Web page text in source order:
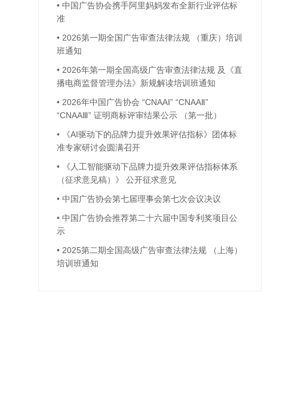
• 中国广告协会携手阿里妈妈发布全新行业评估标
准
• 2026第一期全国广告审查法律法规 （重庆）培训
班通知
• 2026年第一期全国高级广告审查法律法规 及《直
播电商监督管理办法》新规解读培训班通知
• 2026年中国广告协会 “CNAAⅠ” “CNAAⅡ”
“CNAAⅢ” 证明商标评审结果公示 （第一批）
•
《AI驱动下的品牌力提升效果评估指标》团体标
准专家研讨会圆满召开
•
《人工智能驱动下品牌力提升效果评估指标体系
（征求意见稿）》 公开征求意见
• 中国广告协会第七届理事会第七次会议决议
• 中国广告协会推荐第二十六届中国专利奖项目公
示
• 2025第二期全国高级广告审查法律法规 （上海）
培训班通知